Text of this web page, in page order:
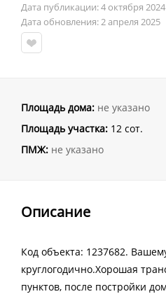
Дата публикации: 4 октября 2024
Дата обновления: 2 апреля 2025
Площадь дома: не указано
Площадь участка: 12 сот.
ПМЖ: не указано
Описание
Код объекта: 1237682.
круглогодично.Хорошая
пунктов, после постройки